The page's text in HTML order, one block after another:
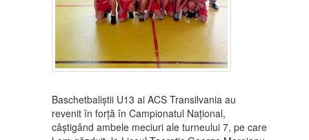
Baschetbaliștii U13 ai ACS Transilvania au
revenit în forță în Campionatul Național,
câștigând ambele meciuri ale turneului 7, pe care